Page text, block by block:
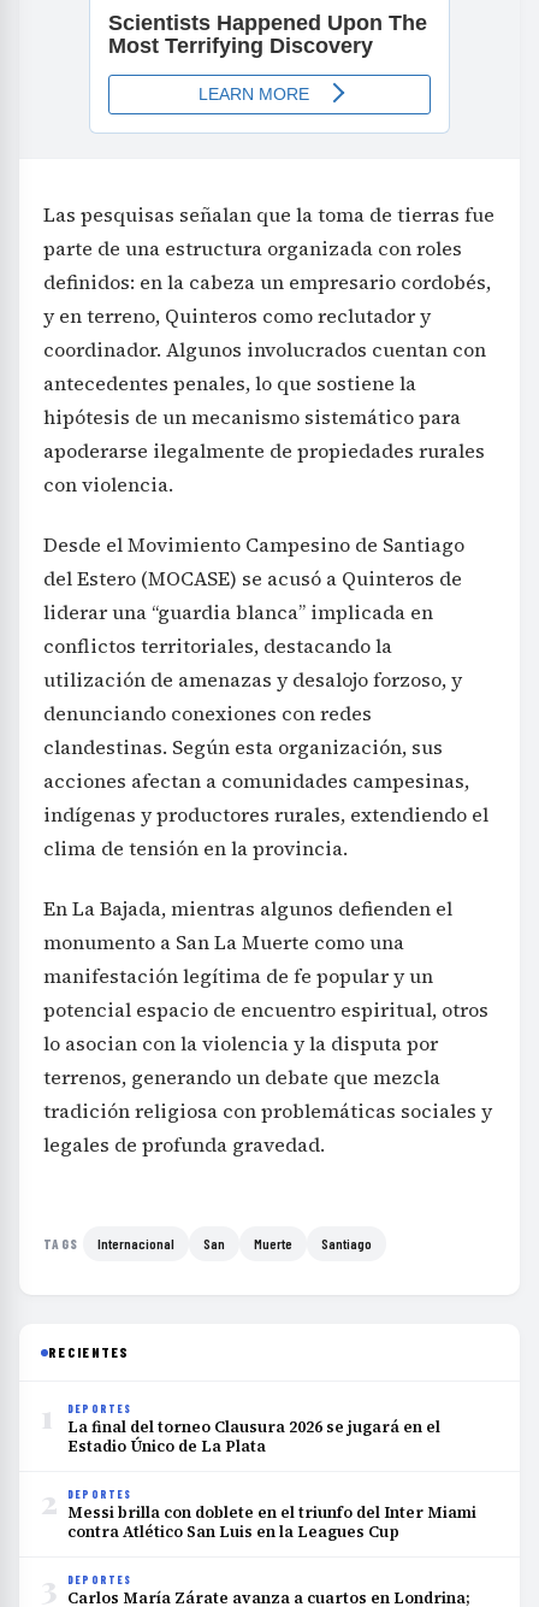
Las pesquisas señalan que la toma de tierras fue
parte de una estructura organizada con roles
definidos: en la cabeza un empresario cordobés,
y en terreno, Quinteros como reclutador y
coordinador. Algunos involucrados cuentan con
antecedentes penales, lo que sostiene la
hipótesis de un mecanismo sistemático para
apoderarse ilegalmente de propiedades rurales
con violencia.
Desde el Movimiento Campesino de Santiago
del Estero (MOCASE) se acusó a Quinteros de
liderar una “guardia blanca” implicada en
conflictos territoriales, destacando la
utilización de amenazas y desalojo forzoso, y
denunciando conexiones con redes
clandestinas. Según esta organización, sus
acciones afectan a comunidades campesinas,
indígenas y productores rurales, extendiendo el
clima de tensión en la provincia.
En La Bajada, mientras algunos defienden el
monumento a San La Muerte como una
manifestación legítima de fe popular y un
potencial espacio de encuentro espiritual, otros
lo asocian con la violencia y la disputa por
terrenos, generando un debate que mezcla
tradición religiosa con problemáticas sociales y
legales de profunda gravedad.
TAGS Internacional San Muerte Santiago
RECIENTES
1 DEPORTES
La final del torneo Clausura 2026 se jugará en el
Estadio Único de La Plata
2 DEPORTES
Messi brilla con doblete en el triunfo del Inter Miami
contra Atlético San Luis en la Leagues Cup
3 DEPORTES
Carlos María Zárate avanza a cuartos en Londrina;